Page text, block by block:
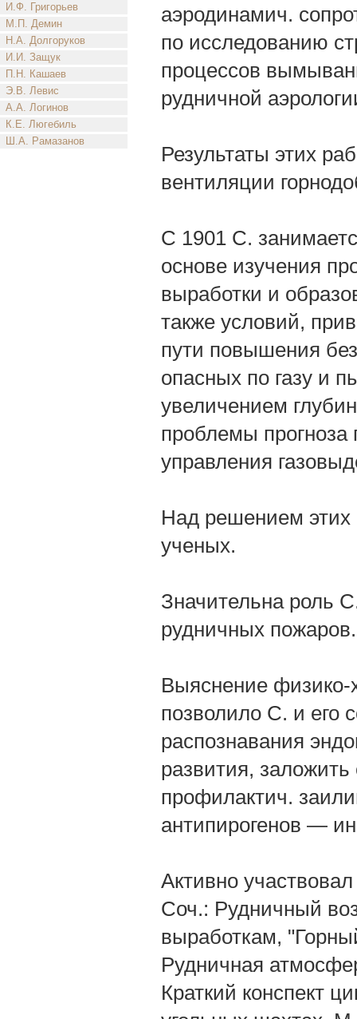
И.Ф. Григорьев
М.П. Демин
Н.А. Долгоруков
И.И. Защук
П.Н. Кашаев
Э.В. Левис
А.А. Логинов
К.Е. Люгебиль
Ш.А. Рамазанов
аэродинамич.
по исследованию
процессов
рудничной
Результаты этих
вентиляции
С 1901 С.
основе изучения
выработки и
также условий,
пути повышения
опасных по газу и
увеличением
проблемы прогноза
управления
Над решением этих
ученых.
Значительна роль
рудничных пожаров.
Выяснение физико-
позволило С. и его
распознавания
развития,
профилактич.
антипирогенов —
Активно
Соч.: Рудничный
выработкам,
Рудничная
Краткий конспект